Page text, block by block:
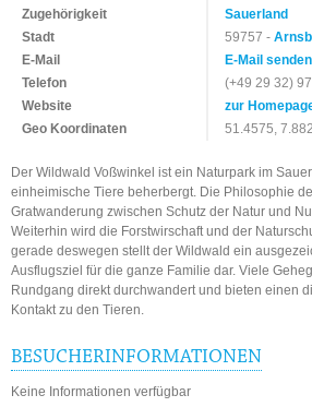
Zugehörigkeit
Sauerland
Stadt
59757 -
E-Mail
E-Mail senden
Telefon
(+49 29 32)
Website
zur
Geo Koordinaten
51.4575,
Der Wildwald Voßwinkel ist ein Naturpark im
einheimische Tiere beherbergt. Die Philosophie
Gratwanderung zwischen Schutz der Natur und
Weiterhin wird die Forstwirschaft und der
gerade deswegen stellt der Wildwald ein
Ausflugsziel für die ganze Familie dar. Viele
Rundgang direkt durchwandert und bieten einen
Kontakt zu den Tieren.
BESUCHERINFORMATIONEN
Keine Informationen verfügbar